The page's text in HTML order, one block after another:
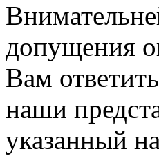
допущения
Вам
наши
указанный